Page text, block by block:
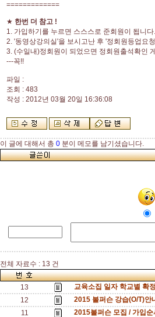
=============
★ 한번 더 참고 !
1. 가입하기를 누르면 스스스로 준회원이 됩니다.
2. '동영상강의실'을 보시고난 후 '정회원등업요
3. (수일내)정회원이 되었으면 정회원출석확인
---꼭!!
파일 :
조회 : 483
작성 : 2012년 03월 20일 16:36:08
이 글에 대해서 총 0 분이 메모를 남기셨습니다.
전체 자료수 : 13 건
13
교육소집 일자 학교별 확
12
2015 볼퍼슨 강습(O/T)안
11
2015볼퍼슨 모집 / 가입순